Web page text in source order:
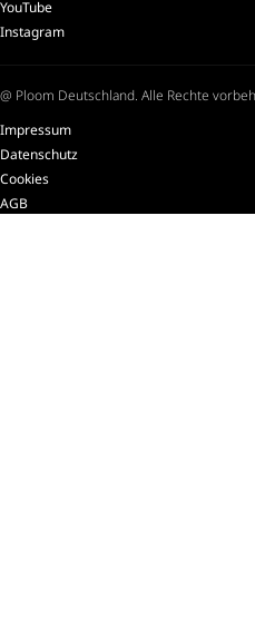
YouTube
Instagram
@ Ploom Deutschland. Alle Rechte
Impressum
Datenschutz
Cookies
AGB